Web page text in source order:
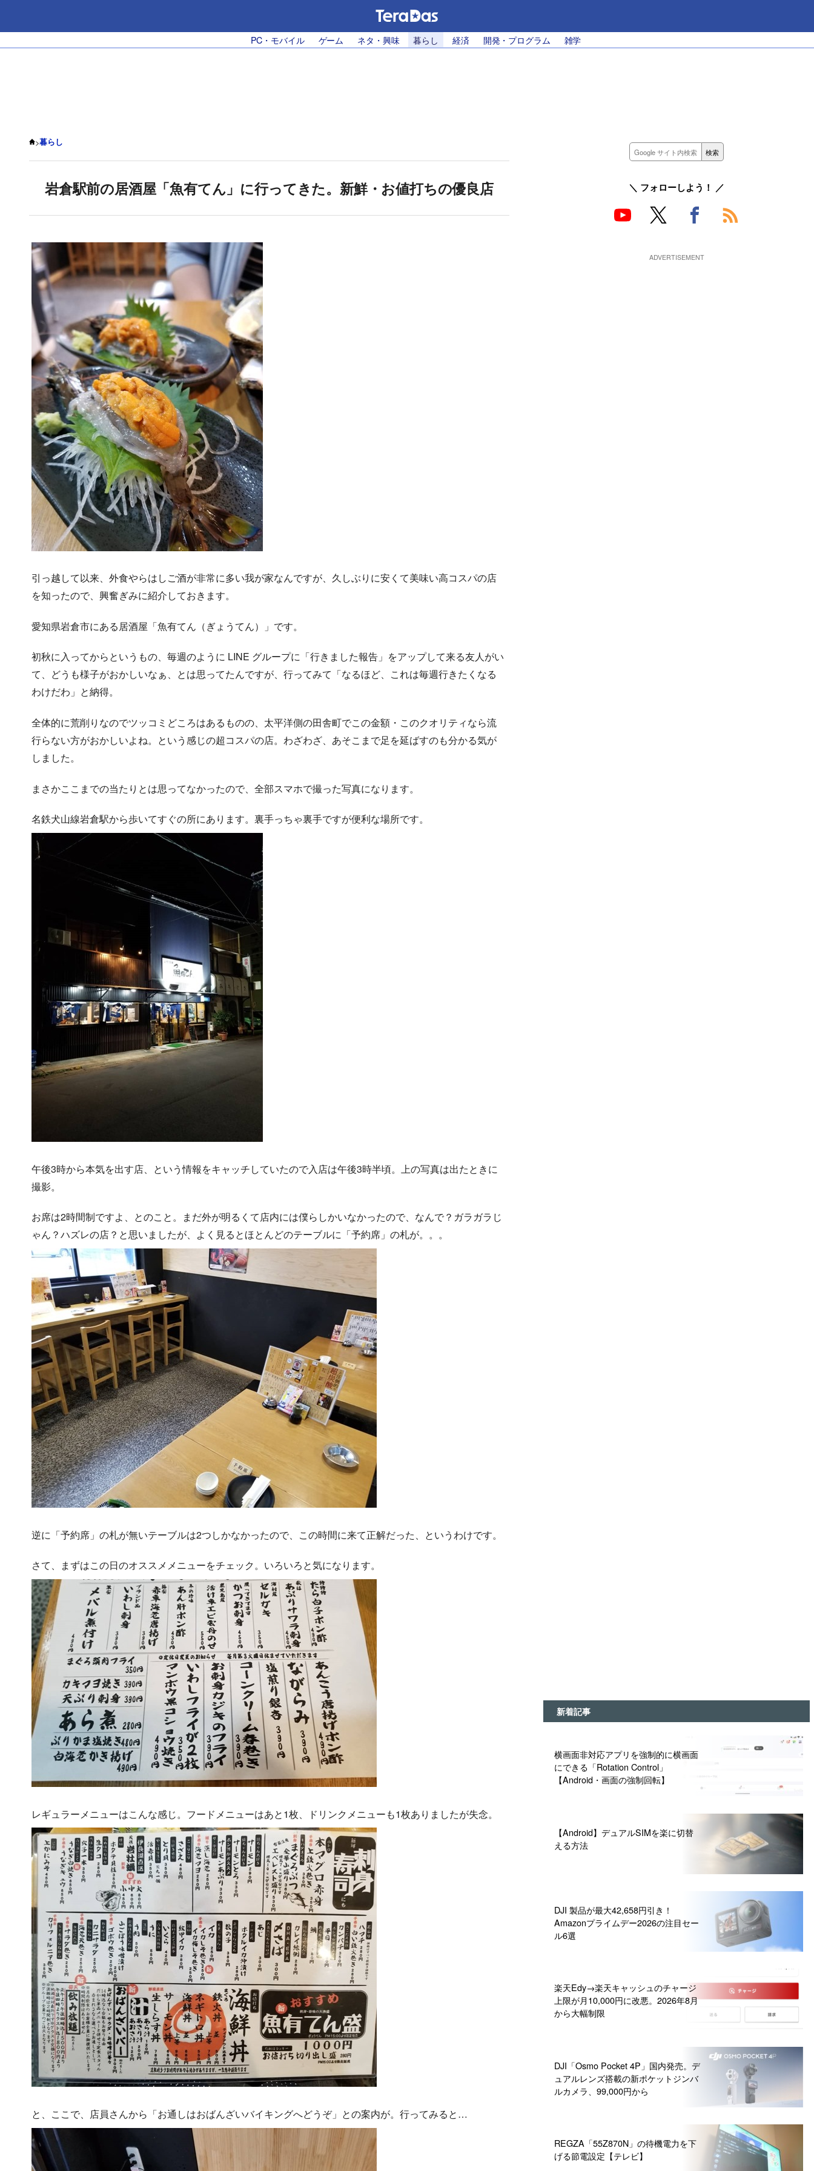
PC・モバイル ゲーム ネタ・興味 暮らし 経済 開発・プログラム 雑学
>暮らし
岩倉駅前の居酒屋「魚有てん」に行ってきた。新鮮・お値打ちの優良店
引っ越して以来、外食やらはしご酒が非常に多い我が家なんですが、久しぶりに安くて美味い高コスパの店
を知ったので、興奮ぎみに紹介しておきます。
愛知県岩倉市にある居酒屋「魚有てん（ぎょうてん）」です。
初秋に入ってからというもの、毎週のように LINE グループに「行きました報告」をアップして来る友人がい
て、どうも様子がおかしいなぁ、とは思ってたんですが、行ってみて「なるほど、これは毎週行きたくなる
わけだわ」と納得。
全体的に荒削りなのでツッコミどころはあるものの、太平洋側の田舎町でこの金額・このクオリティなら流
行らない方がおかしいよね。という感じの超コスパの店。わざわざ、あそこまで足を延ばすのも分かる気が
しました。
まさかここまでの当たりとは思ってなかったので、全部スマホで撮った写真になります。
名鉄犬山線岩倉駅から歩いてすぐの所にあります。裏手っちゃ裏手ですが便利な場所です。
午後3時から本気を出す店、という情報をキャッチしていたので入店は午後3時半頃。上の写真は出たときに
撮影。
お席は2時間制ですよ、とのこと。まだ外が明るくて店内には僕らしかいなかったので、なんで？ガラガラじ
ゃん？ハズレの店？と思いましたが、よく見るとほとんどのテーブルに「予約席」の札が。。。
逆に「予約席」の札が無いテーブルは2つしかなかったので、この時間に来て正解だった、というわけです。
さて、まずはこの日のオススメメニューをチェック。いろいろと気になります。
レギュラーメニューはこんな感じ。フードメニューはあと1枚、ドリンクメニューも1枚ありましたが失念。
と、ここで、店員さんから「お通しはおばんざいバイキングへどうぞ」との案内が。行ってみると…
＼ フォローしよう！ ／
新着記事
横画面非対応アプリを強制的に横画面
にできる「Rotation Control」
【Android・画面の強制回転】
【Android】デュアルSIMを楽に切替
える方法
DJI 製品が最大42,658円引き！
Amazonプライムデー2026の注目セー
ル6選
楽天Edy→楽天キャッシュのチャージ
上限が月10,000円に改悪。2026年8月
から大幅制限
DJI「Osmo Pocket 4P」国内発売。デ
ュアルレンズ搭載の新ポケットジンバ
ルカメラ、99,000円から
REGZA「55Z870N」の待機電力を下
げる節電設定【テレビ】